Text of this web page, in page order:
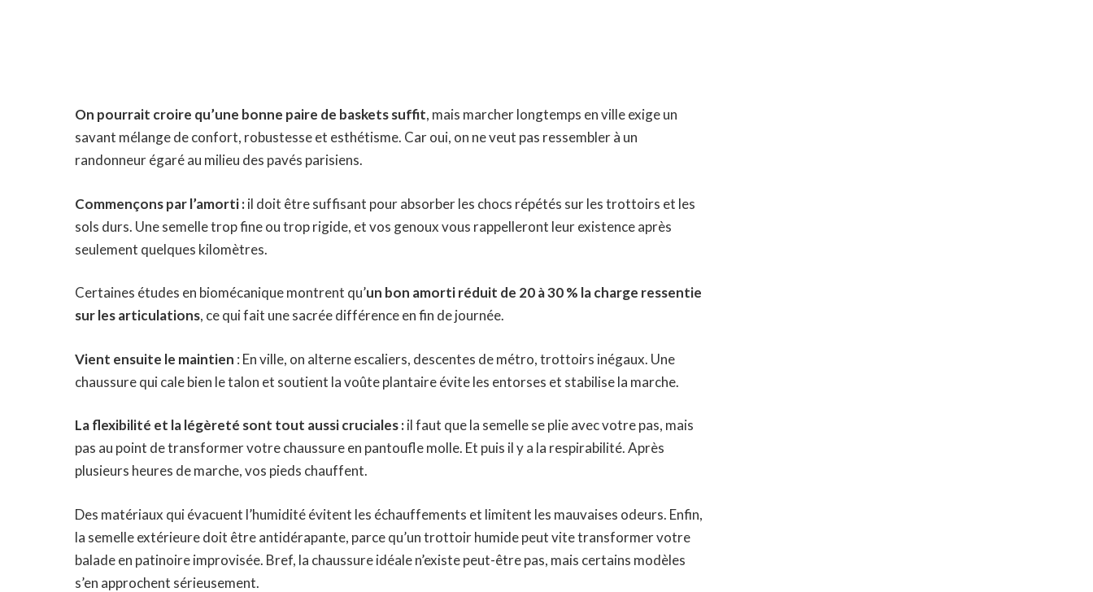
On pourrait croire qu’une bonne paire de baskets suffit, mais marcher longtemps en ville exige un
savant mélange de confort, robustesse et esthétisme. Car oui, on ne veut pas ressembler à un
randonneur égaré au milieu des pavés parisiens.
Commençons par l’amorti :il doit être suffisant pour absorber les chocs répétés sur les trottoirs et les
sols durs. Une semelle trop fine ou trop rigide, et vos genoux vous rappelleront leur existence après
seulement quelques kilomètres.
Certaines études en biomécanique montrent qu’un bon amorti réduit de 20 à 30 % la charge ressentie
sur les articulations, ce qui fait une sacrée différence en fin de journée.
Vient ensuite le maintien : En ville, on alterne escaliers, descentes de métro, trottoirs inégaux. Une
chaussure qui cale bien le talon et soutient la voûte plantaire évite les entorses et stabilise la marche.
La flexibilité et la légèreté sont tout aussi cruciales :il faut que la semelle se plie avec votre pas, mais
pas au point de transformer votre chaussure en pantoufle molle. Et puis il y a la respirabilité. Après
plusieurs heures de marche, vos pieds chauffent.
Des matériaux qui évacuent l’humidité évitent les échauffements et limitent les mauvaises odeurs. Enfin,
la semelle extérieure doit être antidérapante, parce qu’un trottoir humide peut vite transformer votre
balade en patinoire improvisée. Bref, la chaussure idéale n’existe peut-être pas, mais certains modèles
s’en approchent sérieusement.